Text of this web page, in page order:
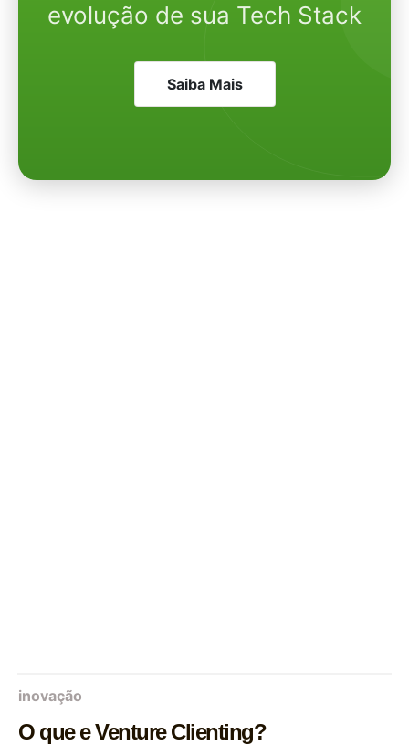
evolução de sua Tech Stack
Saiba Mais
inovação
O que e Venture Clienting?